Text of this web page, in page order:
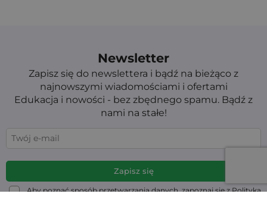
Newsletter
Zapisz się do newslettera i bądź na bieżąco z
najnowszymi wiadomościami i ofertami
Edukacja i nowości - bez zbędnego spamu. Bądź z
nami na stałe!
Aby poznać sposób przetwarzania danych, zapoznaj się z Polityką